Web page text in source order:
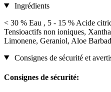
Ingrédients
< 30 % Eau , 5 - 15 % Acide
Tensioactifs non ioniques,
Limonene, Geraniol, Aloe
Consignes de sécurité et
Consignes de sécurité: